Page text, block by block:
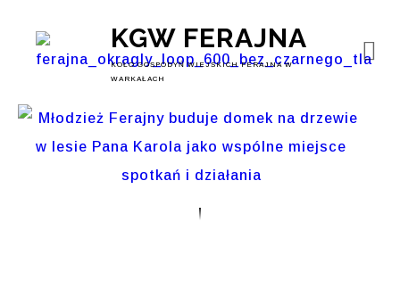
KGW FERAJNA
KOŁO GOSPODYŃ WIEJSKICH FERAJNA W
WARKAŁACH